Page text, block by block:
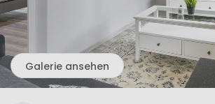
Galerie ansehen